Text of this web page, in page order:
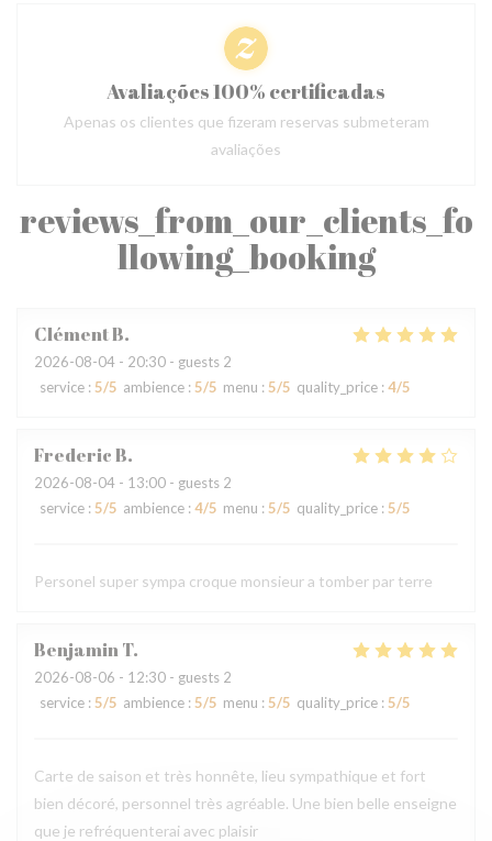
reviews_from_our_clients_fo
llowing_booking
ClémentB
2026-08-04 - 20:30 - guests 2
service : 5/5 ambience : 5/5 menu : 5/5 quality_price : 4/5
FredericB
2026-08-04 - 13:00 - guests 2
service : 5/5 ambience : 4/5 menu : 5/5 quality_price : 5/5
Personel super sympa croque monsieur a tomber par terre
BenjaminT
2026-08-06 - 12:30 - guests 2
service : 5/5 ambience : 5/5 menu : 5/5 quality_price : 5/5
Carte de saison et très honnête, lieu sympathique et fort
bien décoré, personnel très agréable. Une bien belle enseigne
que je refréquenterai avec plaisir
Avaliações 100% certificadas
Apenas os clientes que fizeram reservas submeteram
avaliações